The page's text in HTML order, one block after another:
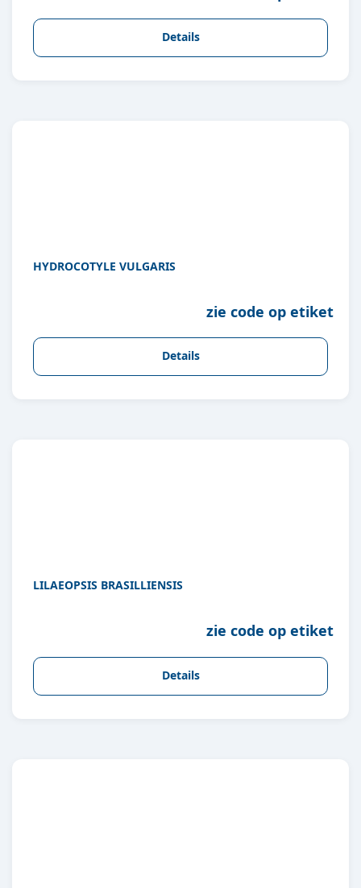
Details
HYDROCOTYLE VULGARIS
zie code op etiket
Details
LILAEOPSIS BRASILLIENSIS
zie code op etiket
Details